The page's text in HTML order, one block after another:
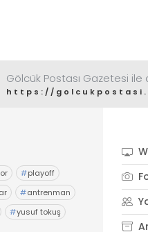
Gölcük Postası Gazetesi
https://
#playoff
#antrenman
#yusuf tokuş